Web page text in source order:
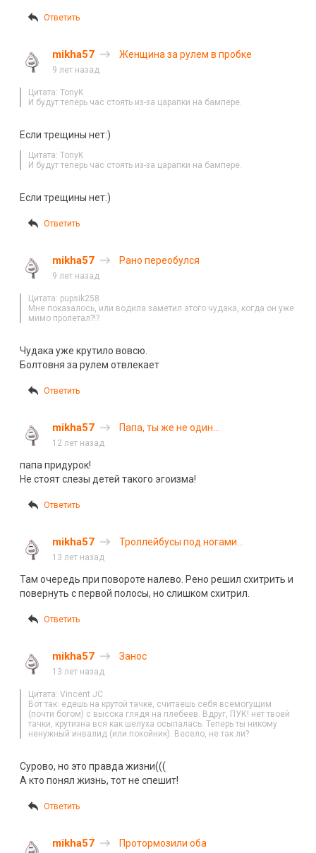
Ответить
mikha57 Женщина за рулем в пробке
9 лет назад
Цитата: TonyK
И будут теперь час стоять из-за царапки на бампере.
Если трещины нет:)
Цитата: TonyK
И будут теперь час стоять из-за царапки на бампере.
Если трещины нет:)
Ответить
mikha57 Рано переобулся
9 лет назад
Цитата: pupsik258
Мне показалось, или водила заметил этого чудака, когда он уже
мимо пролетал?!?
Чудака уже крутило вовсю.
Болтовня за рулем отвлекает
Ответить
mikha57 Папа, ты же не один…
12 лет назад
папа придурок!
Не стоят слезы детей такого эгоизма!
Ответить
mikha57 Троллейбусы под ногами…
13 лет назад
Там очередь при повороте налево. Рено решил схитрить и
повернуть с первой полосы, но слишком схитрил.
Ответить
mikha57 Занос
13 лет назад
Цитата: Vincent JC
Вот так: едешь на крутой тачке, считаешь себя всемогущим
(почти богом) с высока глядя на плебеев. Вдруг, ПУК! нет твоей
тачки, крутизна вся как шелуха осыпалась. Теперь ты никому
ненужный инвалид (или покойник). Весело, не так ли?
Сурово, но это правда жизни(((
А кто понял жизнь, тот не спешит!
Ответить
mikha57 Протормозили оба